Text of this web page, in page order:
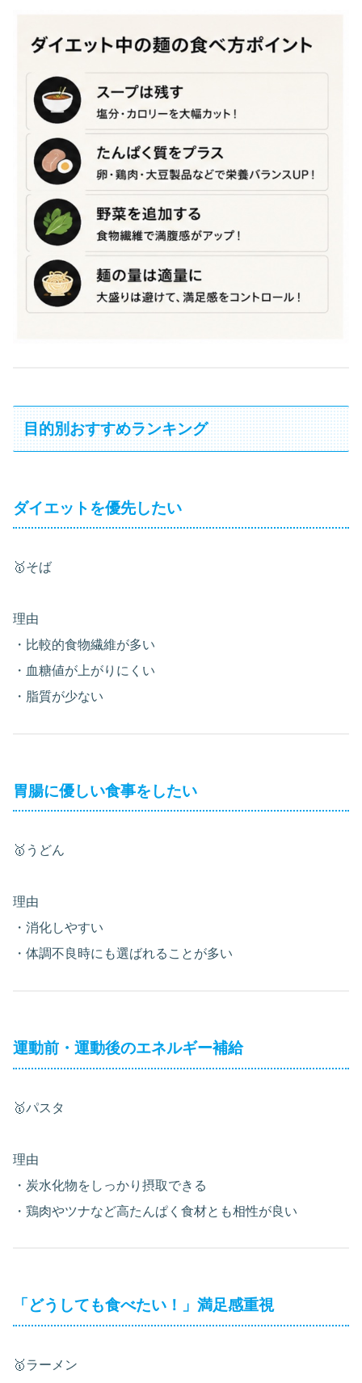
目的別おすすめランキング
ダイエットを優先したい
🥇そば
理由
・比較的食物繊維が多い
・血糖値が上がりにくい
・脂質が少ない
胃腸に優しい食事をしたい
🥇うどん
理由
・消化しやすい
・体調不良時にも選ばれることが多い
運動前・運動後のエネルギー補給
🥇パスタ
理由
・炭水化物をしっかり摂取できる
・鶏肉やツナなど高たんぱく食材とも相性が良い
「どうしても食べたい！」満足感重視
🥇ラーメン